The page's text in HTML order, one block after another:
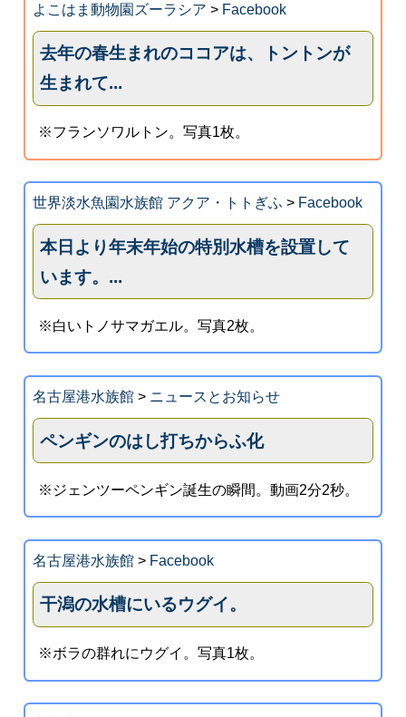
よこはま動物園ズーラシア > Facebook
去年の春生まれのココアは、トントンが
生まれて...
※フランソワルトン。写真1枚。
世界淡水魚園水族館 アクア・トトぎふ > Facebook
本日より年末年始の特別水槽を設置して
います。...
※白いトノサマガエル。写真2枚。
名古屋港水族館> ニュースとお知らせ
ペンギンのはし打ちからふ化
※ジェンツーペンギン誕生の瞬間。動画2分2秒。
名古屋港水族館> Facebook
干潟の水槽にいるウグイ。
※ボラの群れにウグイ。写真1枚。